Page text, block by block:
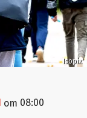
Isopix
om 08:00